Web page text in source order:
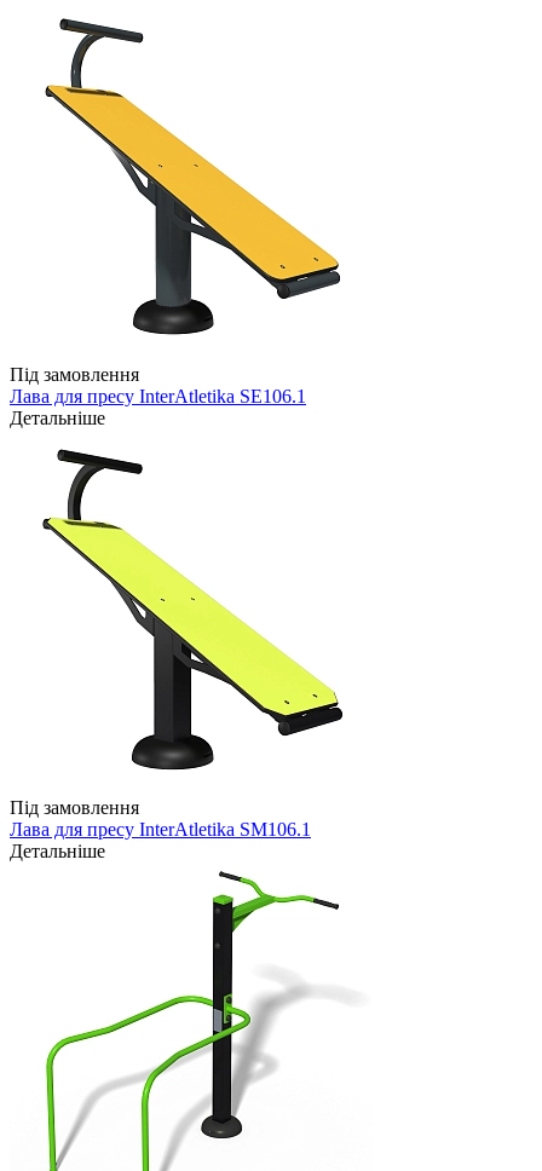
Під замовлення
Лава для пресу InterAtletika SE106.1
Детальніше
Під замовлення
Лава для пресу InterAtletika SM106.1
Детальніше